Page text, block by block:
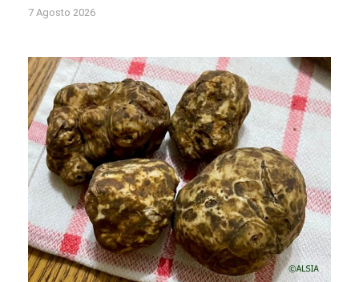
7 Agosto 2026